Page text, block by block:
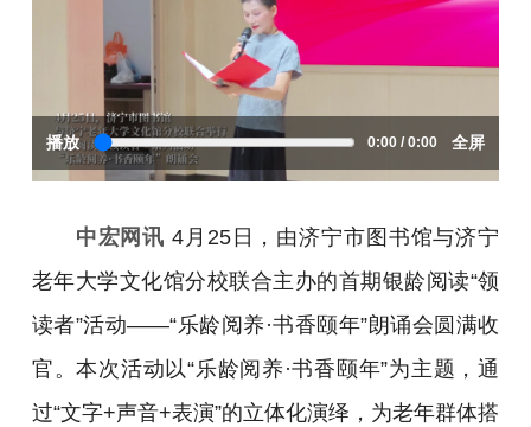
播放 0:00 / 0:00 全屏
中宏网讯 4月25日，由济宁市图书馆与济宁
老年大学文化馆分校联合主办的首期银龄阅读“领
读者”活动——“乐龄阅养·书香颐年”朗诵会圆满收
官。本次活动以“乐龄阅养·书香颐年”为主题，通
过“文字+声音+表演”的立体化演绎，为老年群体搭